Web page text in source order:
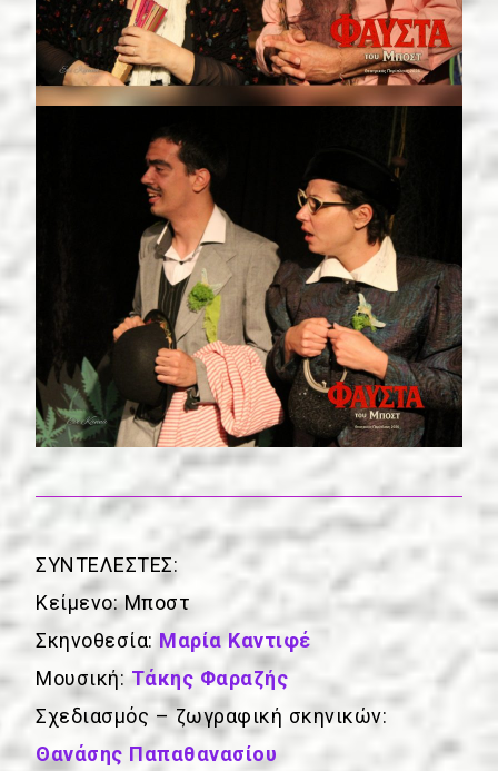
ΣΥΝΤΕΛΕΣΤΕΣ:
Κείμενο: Μποστ
Σκηνοθεσία: Μαρία Καντιφέ
Μουσική: Τάκης Φαραζής
Σχεδιασμός – ζωγραφική σκηνικών:
Θανάσης Παπαθανασίου